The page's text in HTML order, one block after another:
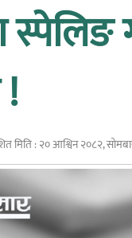
!
मिति :२० आश्विन २०८२,